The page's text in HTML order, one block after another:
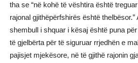
tha se “në kohë të vështira është
rajonal gjithëpërfshirës është
shembull i shquar i kësaj është puna
të gjelbërta për të siguruar rrjedhën e
pajisjet mjekësore, në të gjithë rajonin